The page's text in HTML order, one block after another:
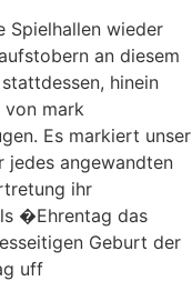
Spielhallen wieder
an diesem
hinein
von mark
Es markiert unser
jedes angewandten
ihr
�Ehrentag das
Geburt der
uff